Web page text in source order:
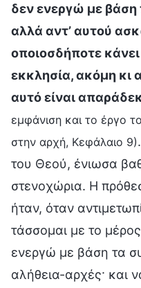
δεν ενεργώ με
αλλά αντ’ αυτού
οποιοσδήποτε
εκκλησία, ακόμη κι
αυτό είναι
εμφάνιση και το έργο
στην αρχή, Κεφάλαιο 9)
του Θεού, ένιωσα
στενοχώρια. Η
ήταν, όταν
τάσσομαι με το
ενεργώ με βάση τα
αλήθεια-αρχές· και